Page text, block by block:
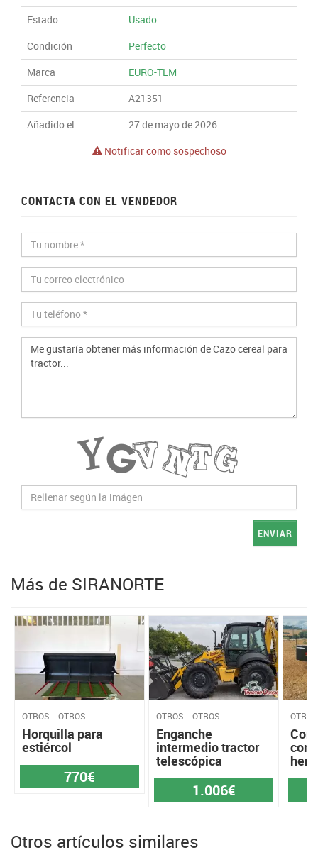
Estado
Usado
Condición
Perfecto
Marca
EURO-TLM
Referencia
A21351
Añadido el
27 de mayo de 2026
Notificar como sospechoso
CONTACTA CON EL VENDEDOR
ENVIAR
Más de SIRANORTE
OTROS OTROS
Horquilla para
estiércol
770€
OTROS OTROS
Enganche
intermedio tractor
telescópica
1.006€
OTROS
con
Otros artículos similares